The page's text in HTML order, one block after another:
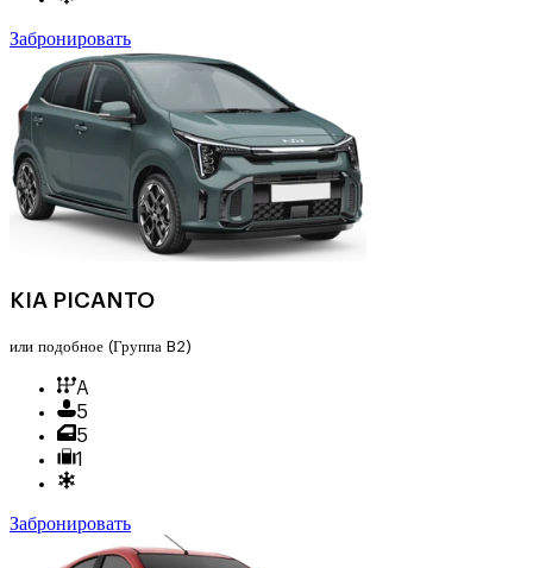
Забронировать
KIA PICANTO
или подобное (Группа B2)
A
5
5
1
Забронировать